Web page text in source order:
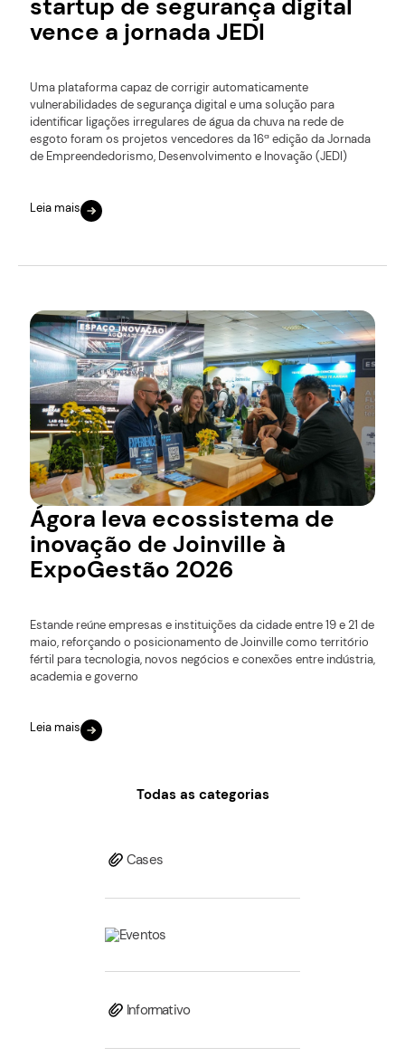
Todas as categorias
Cases
Eventos
Informativo
startup de segurança digital
vence a jornada JEDI
Uma plataforma capaz de corrigir automaticamente
vulnerabilidades de segurança digital e uma solução para
identificar ligações irregulares de água da chuva na rede de
esgoto foram os projetos vencedores da 16ª edição da Jornada
de Empreendedorismo, Desenvolvimento e Inovação (JEDI)
Leia mais
Ágora leva ecossistema de
inovação de Joinville à
ExpoGestão 2026
Estande reúne empresas e instituições da cidade entre 19 e 21 de
maio, reforçando o posicionamento de Joinville como território
fértil para tecnologia, novos negócios e conexões entre indústria,
academia e governo
Leia mais